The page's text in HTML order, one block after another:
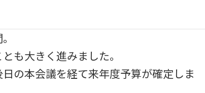
も大きく進みました。
の本会議を経て来年度予算が確定しま